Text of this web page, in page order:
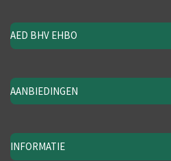
AED BHV EHBO
AANBIEDINGEN
INFORMATIE